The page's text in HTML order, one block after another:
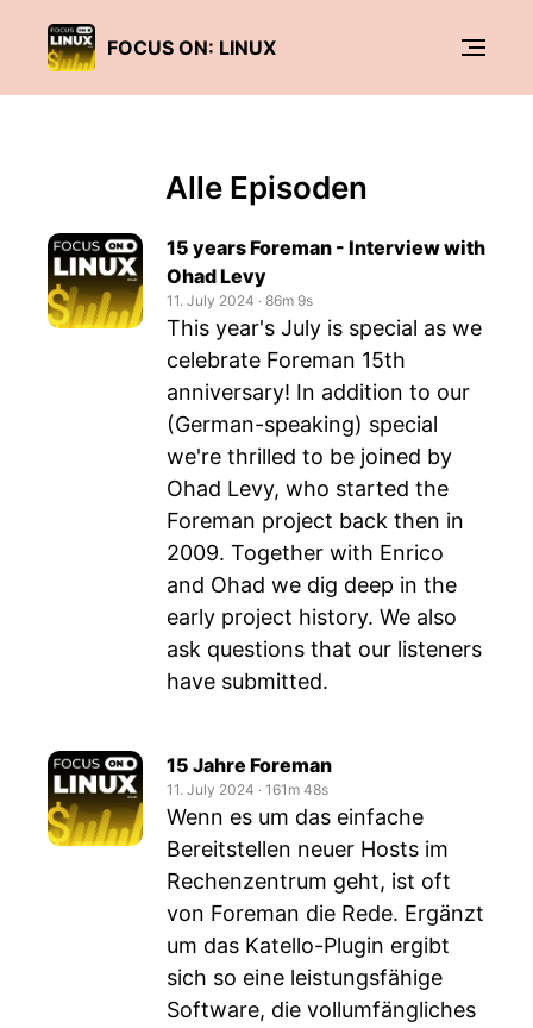
FOCUS ON: LINUX
Alle Episoden
15 years Foreman - Interview with
Ohad Levy
11. July 2024 ‧ 86m 9s
This year's July is special as we
celebrate Foreman 15th
anniversary! In addition to our
(German-speaking) special
we're thrilled to be joined by
Ohad Levy, who started the
Foreman project back then in
2009. Together with Enrico
and Ohad we dig deep in the
early project history. We also
ask questions that our listeners
have submitted.
15 Jahre Foreman
11. July 2024 ‧ 161m 48s
Wenn es um das einfache
Bereitstellen neuer Hosts im
Rechenzentrum geht, ist oft
von Foreman die Rede. Ergänzt
um das Katello-Plugin ergibt
sich so eine leistungsfähige
Software, die vollumfängliches